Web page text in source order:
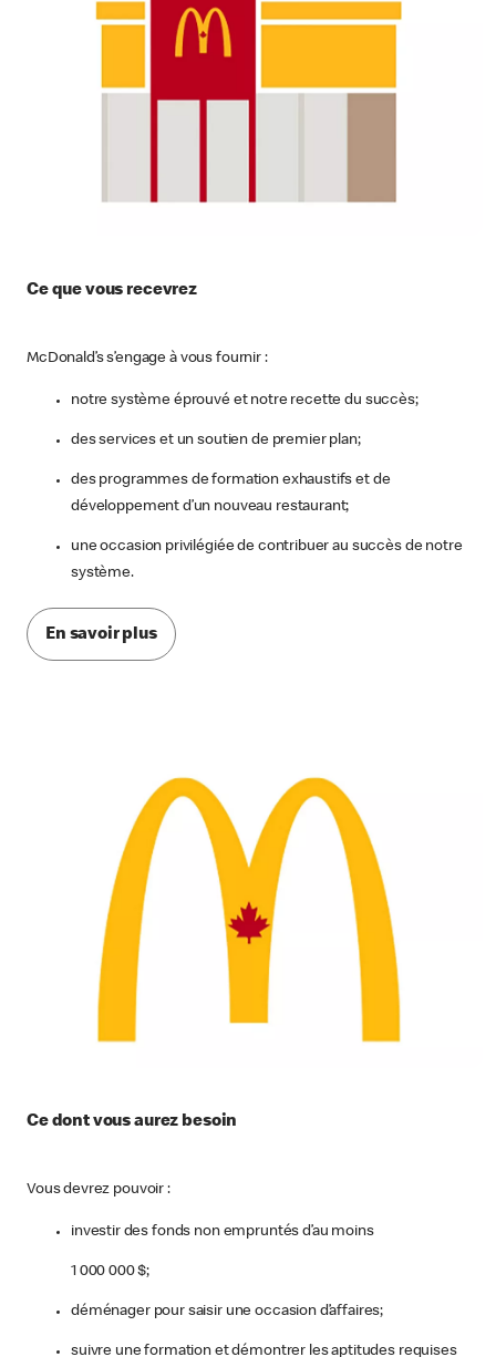
Ce que vous recevrez
McDonald’s s’engage à vous fournir :
notre système éprouvé et notre recette du succès;
des services et un soutien de premier plan;
des programmes de formation exhaustifs et de
développement d’un nouveau restaurant;
une occasion privilégiée de contribuer au succès de notre
système.
En savoir plus
Ce dont vous aurez besoin
Vous devrez pouvoir :
investir des fonds non empruntés d’au moins
1 000 000 $;
déménager pour saisir une occasion d’affaires;
suivre une formation et démontrer les aptitudes requises